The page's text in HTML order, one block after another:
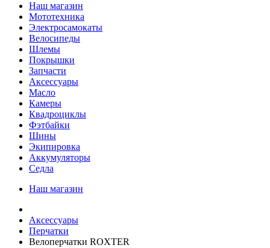
Наш магазин
Мототехника
Электросамокаты
Велосипеды
Шлемы
Покрышки
Запчасти
Аксессуары
Масло
Камеры
Квадроциклы
Фэтбайки
Шины
Экипировка
Аккумуляторы
Седла
Наш магазин
Аксессуары
Перчатки
Велоперчатки ROXTER